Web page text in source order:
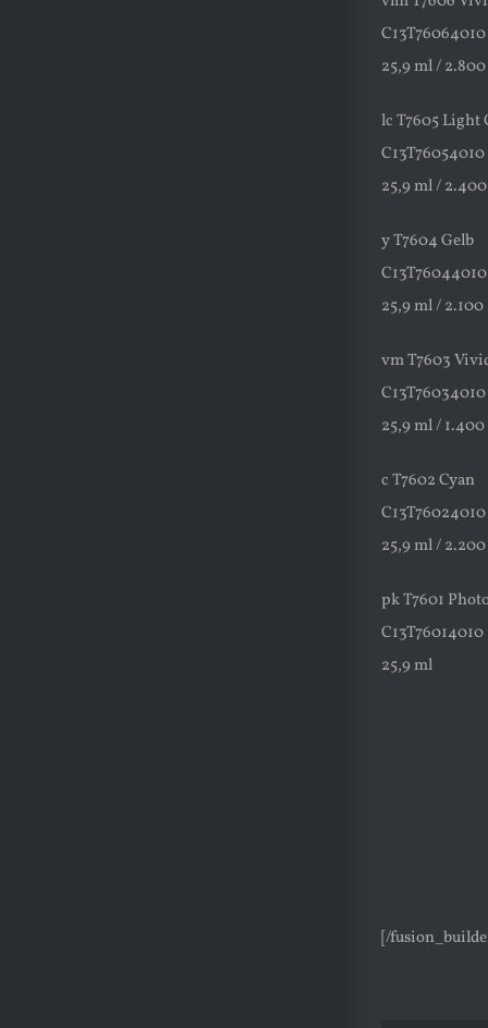
C13T76064010
25,9 ml /
lc T7605 Light
C13T76054010
25,9 ml /
y T7604 Gelb
C13T76044010
25,9 ml /
vm T7603
C13T76034010
25,9 ml /
c T7602 Cyan
C13T76024010
25,9 ml /
pk T7601
C13T76014010
25,9 ml
[/